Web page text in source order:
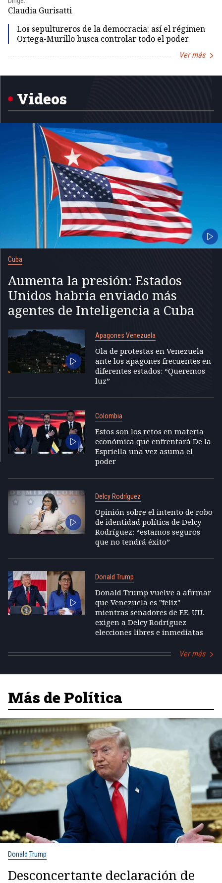
Claudia Gurisatti
Los sepultureros de la democracia: así el régimen
Ortega-Murillo busca controlar todo el poder
Ver más
1
Videos
Cuba
Aumenta la presión: Estados
Unidos habría enviado más
agentes de Inteligencia a Cuba
Apagones Venezuela
Ola de protestas en Venezuela
ante los apagones frecuentes en
diferentes estados: “Queremos
luz”
Colombia
Estos son los retos en materia
económica que enfrentará De la
Espriella una vez asuma el
poder
Delcy Rodríguez
Opinión sobre el intento de robo
de identidad política de Delcy
Rodríguez: “estamos seguros
que no tendrá éxito”
Donald Trump
Donald Trump vuelve a afirmar
que Venezuela es "feliz"
mientras senadores de EE. UU.
exigen a Delcy Rodríguez
elecciones libres e inmediatas
Ver más
Más de Política
Donald Trump
Desconcertante declaración de